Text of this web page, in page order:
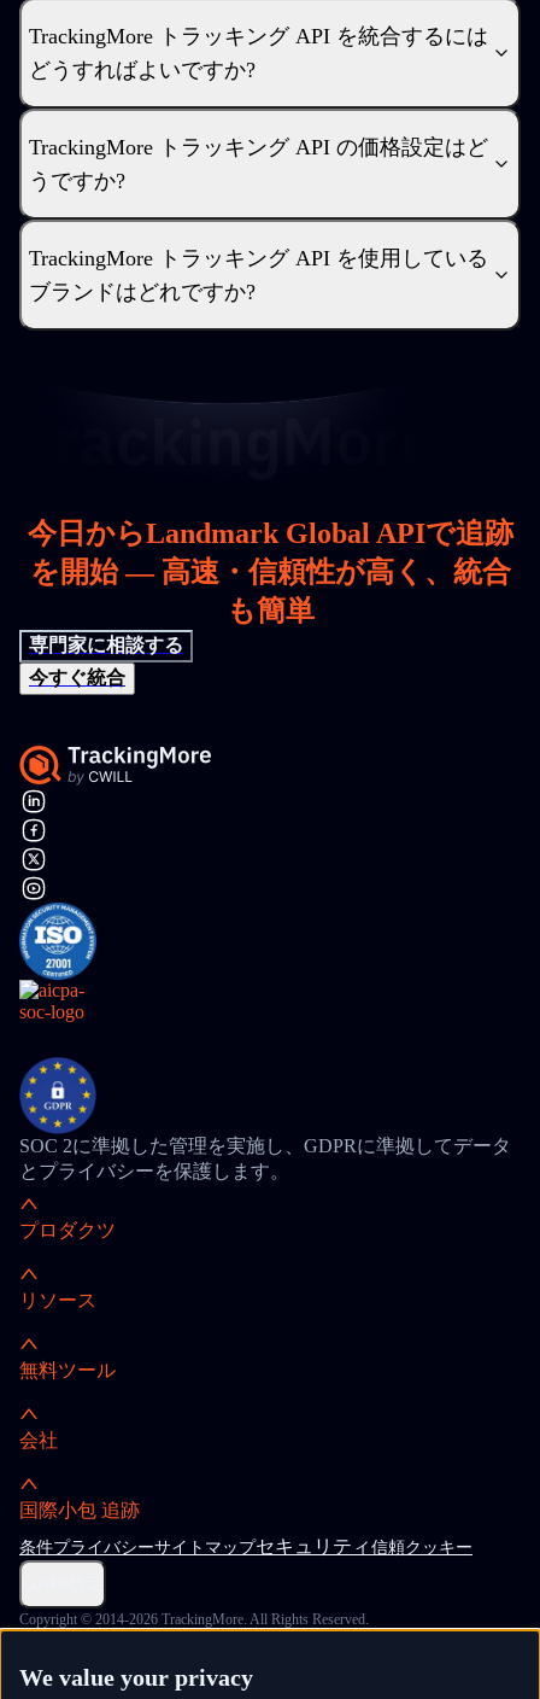
TrackingMore トラッキング API を統合するには
どうすればよいですか?
TrackingMore トラッキング API の価格設定はど
うですか?
TrackingMore トラッキング API を使用している
ブランドはどれですか?
今日からLandmark Global APIで追跡
を開始 — 高速・信頼性が高く、統合
も簡単
専門家に相談する
今すぐ統合
SOC 2に準拠した管理を実施し、GDPRに準拠してデータ
とプライバシーを保護します。
プロダクツ
リソース
無料ツール
会社
国際小包 追跡
条件プライバシーサイトマップセキュリティ 信頼クッキー
Copyright © 2014-2026 TrackingMore. All Rights Reserved.
We value your privacy